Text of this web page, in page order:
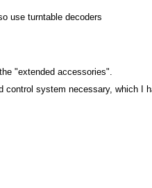
use turntable decoders
"extended accessories".
system necessary, which I